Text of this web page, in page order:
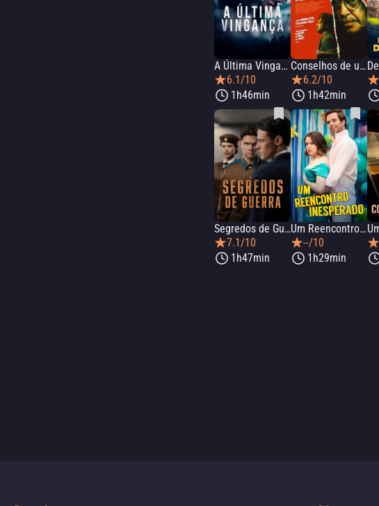
A Última Vingança
6.1/10
1h46min
Conselhos de um Serial Killer Aposentado
6.2/10
1h42min
Segredos de Guerra
7.1/10
1h47min
Um Reencontro Inesperado
--/10
1h29min